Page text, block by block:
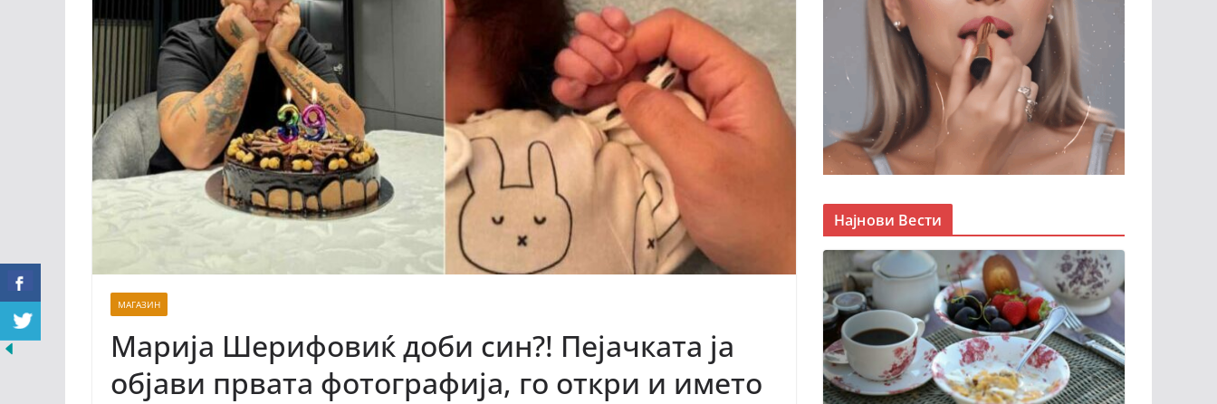
МАГАЗИН
Марија Шерифовиќ доби син?! Пејачката ја
објави првата фотографија, го откри и името
Најнови Вести